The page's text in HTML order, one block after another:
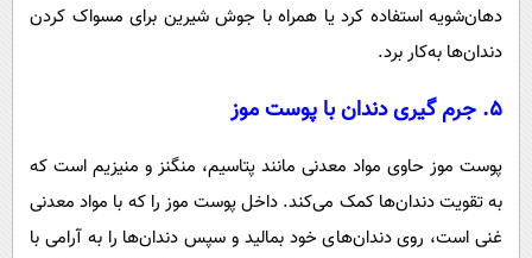
دهان‌شویه استفاده کرد یا همراه با جوش شیرین برای مسواک کردن
دندان‌ها به‌کار برد.
۵. جرم گیری دندان با پوست موز
پوست موز حاوی مواد معدنی مانند پتاسیم، منگنز و منیزیم است که
به تقویت دندان‌ها کمک می‌کند. داخل پوست موز را که با مواد معدنی
غنی است، روی دندان‌های خود بمالید و سپس دندان‌ها را به آرامی با